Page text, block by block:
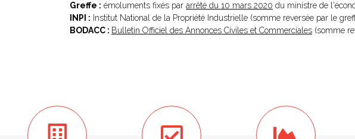
Greffe : émoluments fixés par arrêté du 10 mars 2020 du ministre de
INPI : Institut National de la Propriété Industrielle (somme reversée par le
BODACC : Bulletin Officiel des Annonces Civiles et Commerciales (somme